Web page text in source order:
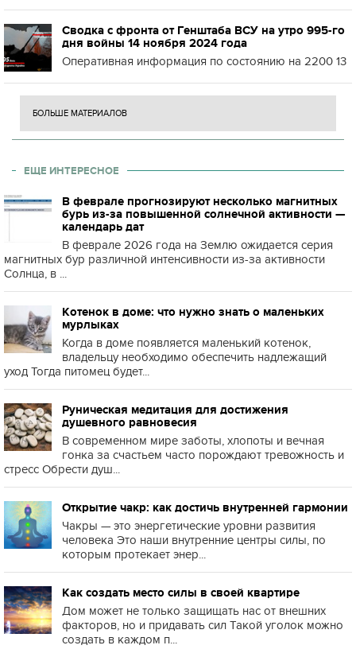
Сводка с фронта от Генштаба ВСУ на утро 995-го
дня войны 14 ноября 2024 года
Оперативная информация по состоянию на 2200 13
БОЛЬШЕ МАТЕРИАЛОВ
ЕЩЕ ИНТЕРЕСНОЕ
В феврале прогнозируют несколько магнитных
бурь из-за повышенной солнечной активности —
календарь дат
В феврале 2026 года на Землю ожидается серия
магнитных бур различной интенсивности из-за активности
Солнца, в ...
Котенок в доме: что нужно знать о маленьких
мурлыках
Когда в доме появляется маленький котенок,
владельцу необходимо обеспечить надлежащий
уход Тогда питомец будет...
Руническая медитация для достижения
душевного равновесия
В современном мире заботы, хлопоты и вечная
гонка за счастьем часто порождают тревожность и
стресс Обрести душ...
Открытие чакр: как достичь внутренней гармонии
Чакры — это энергетические уровни развития
человека Это наши внутренние центры силы, по
которым протекает энер...
Как создать место силы в своей квартире
Дом может не только защищать нас от внешних
факторов, но и придавать сил Такой уголок можно
создать в каждом п...